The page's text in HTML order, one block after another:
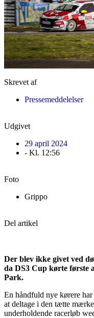
Skrevet af
Pressemeddelelser
Udgivet
29 april 2024
- Kl. 12:56
Foto
Grippo
Del artikel
Der blev ikke givet ved
da DS3 Cup kørte første
Park.
En håndfuld nye kørere
at deltage i den tætte
underholdende racerløb